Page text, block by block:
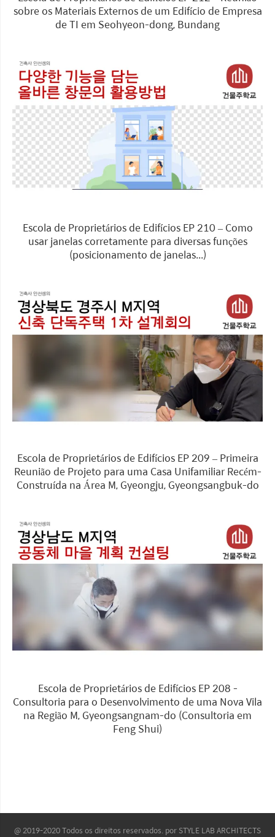
sobre os Materiais Externos de um Edifício de Empresa
de TI em Seohyeon-dong, Bundang
Escola de Proprietários de Edifícios EP 210 – Como
usar janelas corretamente para diversas funções
(posicionamento de janelas...)
Escola de Proprietários de Edifícios EP 209 – Primeira
Reunião de Projeto para uma Casa Unifamiliar Recém-
Construída na Área M, Gyeongju, Gyeongsangbuk-do
Escola de Proprietários de Edifícios EP 208 -
Consultoria para o Desenvolvimento de uma Nova Vila
na Região M, Gyeongsangnam-do (Consultoria em
Feng Shui)
@ 2019-2020 Todos os direitos reservados. por STYLE LAB ARCHITECTS